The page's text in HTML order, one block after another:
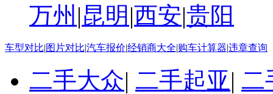
万州 |昆明 |西安|贵阳
车型对比|图片对比|汽车报价|经销商大全|购车计算器|违章查询
二手大众| 二手起亚| 二